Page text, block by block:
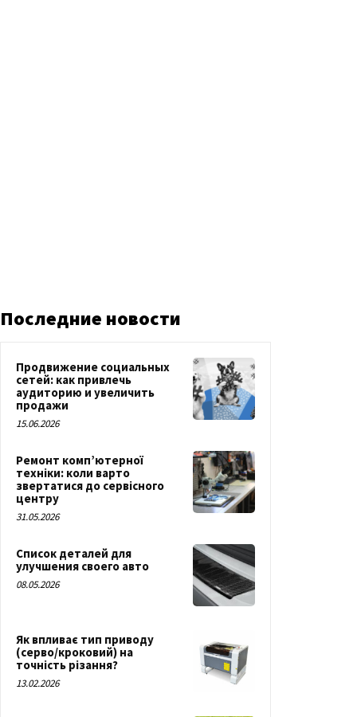
Последние новости
Продвижение социальных
сетей: как привлечь
аудиторию и увеличить
продажи
15.06.2026
Ремонт комп’ютерної
техніки: коли варто
звертатися до сервісного
центру
31.05.2026
Список деталей для
улучшения своего авто
08.05.2026
Як впливає тип приводу
(серво/кроковий) на
точність різання?
13.02.2026